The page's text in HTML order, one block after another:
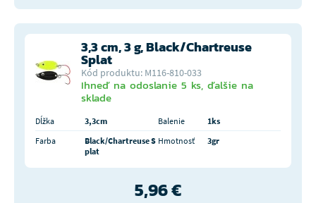
3,3 cm, 3 g, Black/Chartreuse
Splat
Kód produktu: M116-810-033
Ihneď na odoslanie 5 ks, ďalšie na
sklade
Dĺžka 3,3cm Balenie
1ks
Farba
Black/Chartreuse S
plat
Hmotnosť 3gr
5,96 €